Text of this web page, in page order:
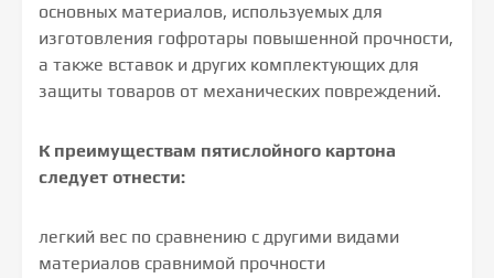
основных материалов, используемых для
изготовления гофротары повышенной прочности,
а также вставок и других комплектующих для
защиты товаров от механических повреждений.
К преимуществам пятислойного картона
следует отнести:
легкий вес по сравнению с другими видами
материалов сравнимой прочности